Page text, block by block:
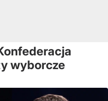
wyborcze